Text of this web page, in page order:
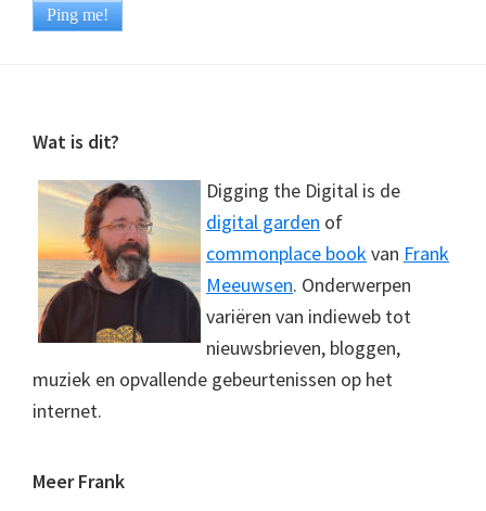
Footer
Wat is dit?
Digging the Digital is de
digital garden of
commonplace bookvan Frank
Meeuwsen. Onderwerpen
variëren van indieweb tot
nieuwsbrieven, bloggen,
muziek en opvallende gebeurtenissen op het
internet.
Meer Frank